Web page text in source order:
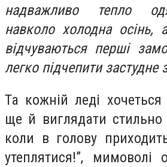
надважливо тепло
навколо холодна осінь,
відчуваються перші
легко підчепити
Та кожній леді
ще й виглядати
коли в голову
утеплятися!”, мимоволі